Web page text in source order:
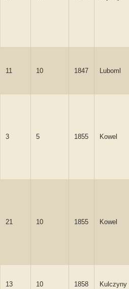
11 10 1847 Luboml
3 5 1855 Kowel
21 10 1855 Kowel
13 10 1858 Kulczyny